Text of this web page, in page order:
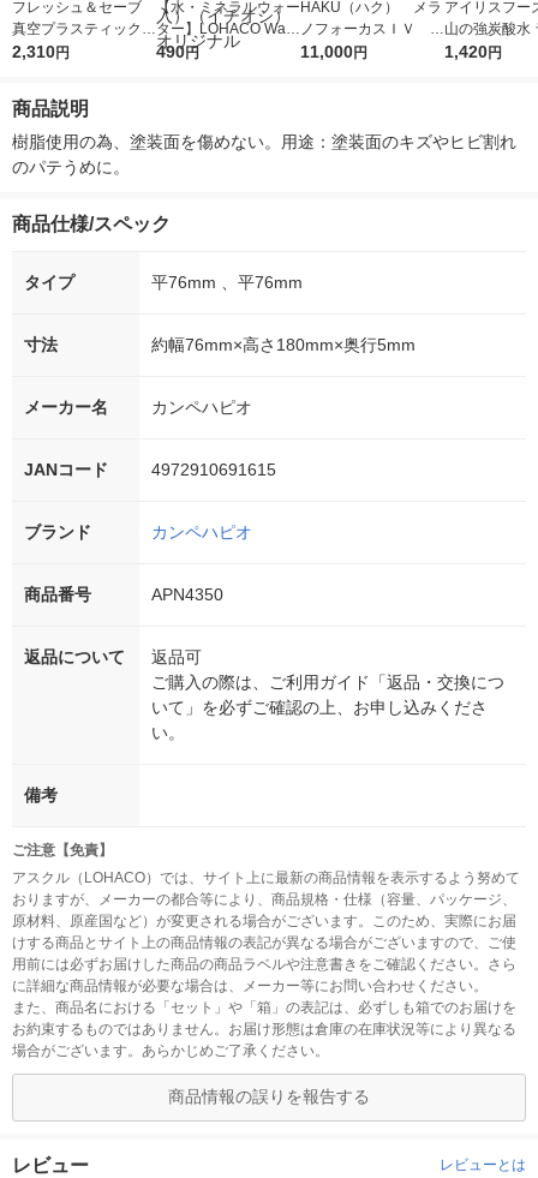
フレッシュ＆セーブ
真空プラスティックコ
ンテナ L ブルー 2.3L
2,310円
【水・ミネラルウォー
ター】LOHACO Wate
r（ロハコウォータ
490円
HAKU（ハク） メラ
ノフォーカスＩＶ 4
5ｇ 資生堂 おまけ
11,000円
アイリスフー
山の強炭酸水
レス 500ml 1
1,420円
商品説明
樹脂使用の為、塗装面を傷めない。用途：塗装面のキズやヒビ割れ
のパテうめに。
商品仕様/スペック
タイプ 平76mm 、平76mm
寸法 約幅76mm×高さ180mm×奥行5mm
メーカー名 カンペハピオ
JANコード 4972910691615
ブランド カンペハピオ
商品番号 APN4350
返品について
返品可
ご購入の際は、ご利用ガイド「返品・交換につ
いて」を必ずご確認の上、お申し込みくださ
い。
備考
ご注意【免責】
アスクル（LOHACO）では、サイト上に最新の商品情報を表示するよう努めて
おりますが、メーカーの都合等により、商品規格・仕様（容量、パッケージ、
原材料、原産国など）が変更される場合がございます。このため、実際にお届
けする商品とサイト上の商品情報の表記が異なる場合がございますので、ご使
用前には必ずお届けした商品の商品ラベルや注意書きをご確認ください。さら
に詳細な商品情報が必要な場合は、メーカー等にお問い合わせください。
また、商品名における「セット」や「箱」の表記は、必ずしも箱でのお届けを
お約束するものではありません。お届け形態は倉庫の在庫状況等により異なる
場合がございます。あらかじめご了承ください。
商品情報の誤りを報告する
レビュー レビューとは